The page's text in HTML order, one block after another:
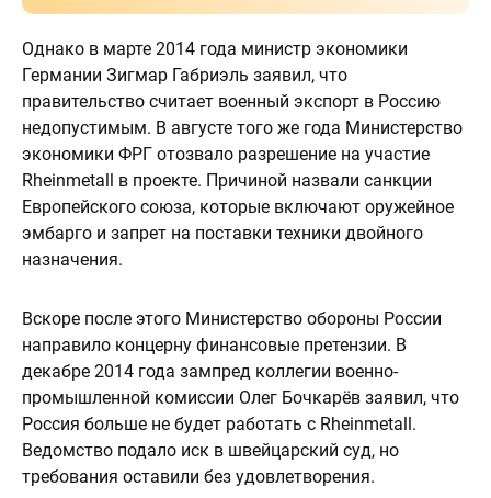
Однако в марте 2014 года министр экономики
Германии Зигмар Габриэль заявил, что
правительство считает военный экспорт в Россию
недопустимым. В августе того же года Министерство
экономики ФРГ отозвало разрешение на участие
Rheinmetall в проекте. Причиной назвали санкции
Европейского союза, которые включают оружейное
эмбарго и запрет на поставки техники двойного
назначения.
Вскоре после этого Министерство обороны России
направило концерну финансовые претензии. В
декабре 2014 года зампред коллегии военно-
промышленной комиссии Олег Бочкарёв заявил, что
Россия больше не будет работать с Rheinmetall.
Ведомство подало иск в швейцарский суд, но
требования оставили без удовлетворения.